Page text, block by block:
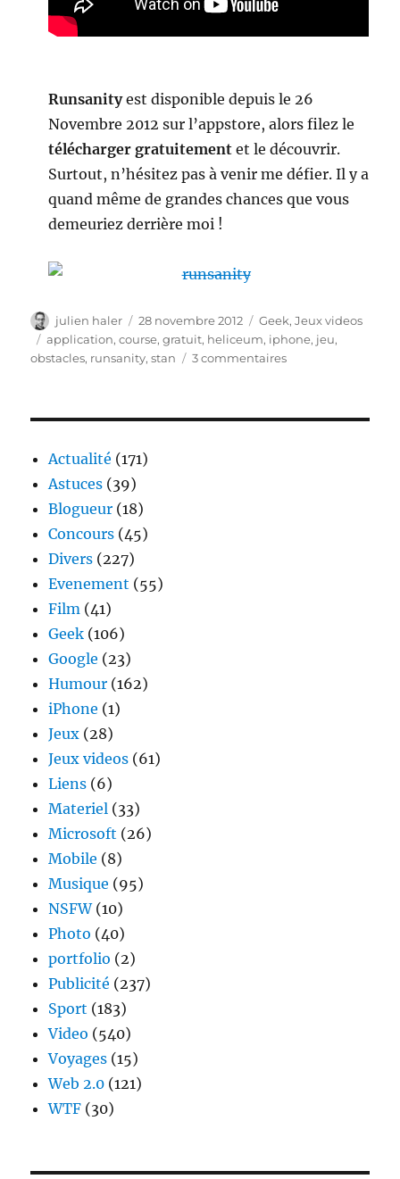
Runsanityest disponible depuis le 26
Novembre 2012 sur l’appstore, alors filez le
télécharger gratuitement et le découvrir.
Surtout, n’hésitez pas à venir me défier. Il y a
quand même de grandes chances que vous
demeuriez derrière moi !
Auteur
julien haler
Publié
le
28 novembre 2012 Catégories
Geek,Jeux videos
Étiquettes
application,course,gratuit, heliceum, iphone, jeu,
obstacles, runsanity,stan 3 commentairessur
Actualité (171)
Astuces (39)
Blogueur (18)
Concours (45)
Divers (227)
Evenement (55)
Film (41)
Geek (106)
Google (23)
Humour (162)
iPhone (1)
Jeux (28)
Jeux videos (61)
Liens (6)
Materiel (33)
Microsoft (26)
Mobile (8)
Musique (95)
NSFW(10)
Photo (40)
portfolio (2)
Publicité (237)
Sport (183)
Video (540)
Voyages (15)
Web 2.0 (121)
WTF (30)